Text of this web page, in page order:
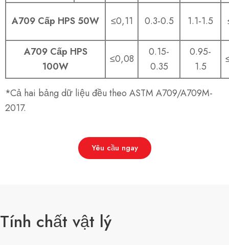
A709 Cấp HPS 50W ≤0,11 0.3-0.5 1.1-1.5
A709 Cấp HPS
100W
≤0,08
0.15-
0.35
0.95-
1.5
*Cả hai bảng dữ liệu đều theo ASTM A709/A709M-
2017.
Yêu cầu ngay
Tính chất vật lý